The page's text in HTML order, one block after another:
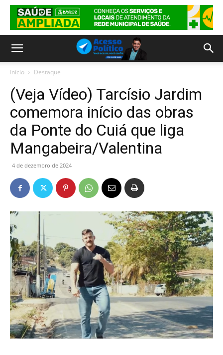
Início Destaque
(Veja Vídeo) Tarcísio Jardim
comemora início das obras
da Ponte do Cuiá que liga
Mangabeira/Valentina
4 de dezembro de 2024